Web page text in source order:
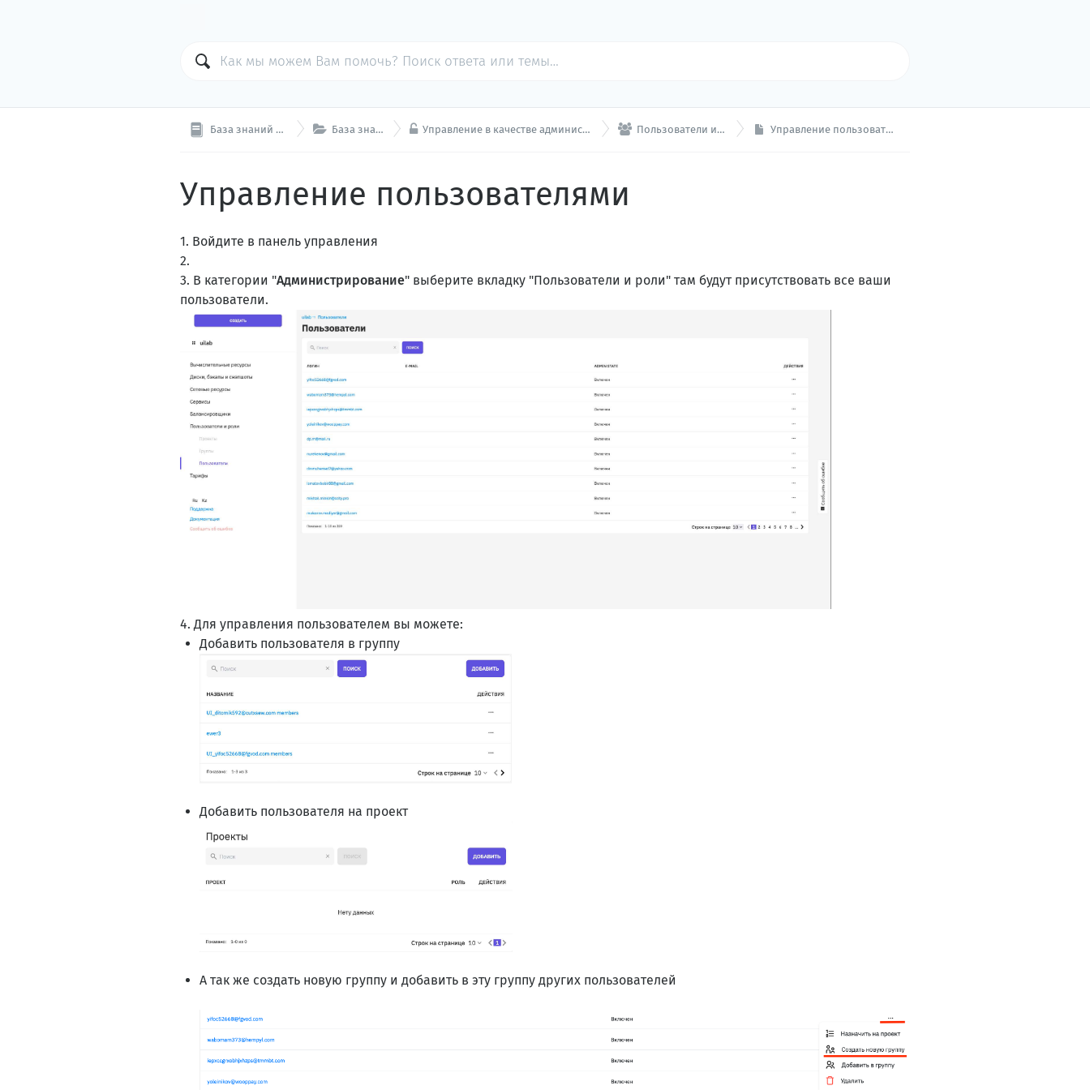
База знаний Cloud  База знаний  Управление в качестве администратора  Пользователи и роли Управление пользователями
Управление пользователями
1. Войдите в панель управления
2.
3. В категории "Администрирование" выберите вкладку "Пользователи и роли" там будут присутствовать все ваши
пользователи.
4. Для управления пользователем вы можете:
Добавить пользователя в группу
Добавить пользователя на проект
А так же создать новую группу и добавить в эту группу других пользователей